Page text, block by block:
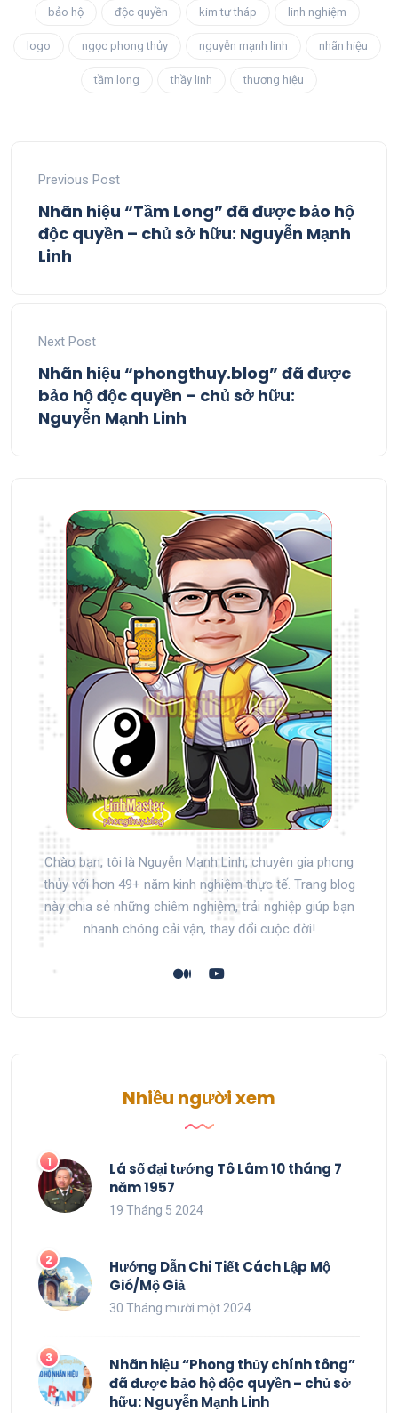
bảo hộ độc quyền kim tự tháp linh nghiệm
logo ngọc phong thủy nguyễn mạnh linh nhãn hiệu
tầm long thầy linh thương hiệu
Previous Post
Nhãn hiệu “Tầm Long” đã được bảo hộ
độc quyền – chủ sở hữu: Nguyễn Mạnh
Linh
Next Post
Nhãn hiệu “phongthuy.blog” đã được
bảo hộ độc quyền – chủ sở hữu:
Nguyễn Mạnh Linh
Chào bạn, tôi là Nguyễn Mạnh Linh, chuyên gia phong
thủy với hơn 49+ năm kinh nghiệm thực tế. Trang blog
này chia sẻ những chiêm nghiệm, trải nghiệp giúp bạn
nhanh chóng cải vận, thay đổi cuộc đời!
Nhiều người xem
Lá số đại tướng Tô Lâm 10 tháng 7
năm 1957
19 Tháng 5 2024
Hướng Dẫn Chi Tiết Cách Lập Mộ
Gió/Mộ Giả
30 Tháng mười một 2024
Nhãn hiệu “Phong thủy chính tông”
đã được bảo hộ độc quyền – chủ sở
hữu: Nguyễn Mạnh Linh